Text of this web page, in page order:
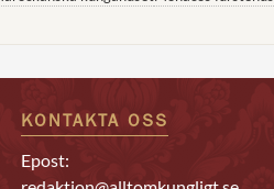
KONTAKTA OSS
Epost: